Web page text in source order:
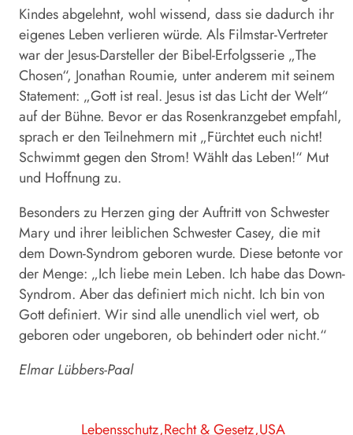
Kindes abgelehnt, wohl wissend, dass sie dadurch ihr
eigenes Leben verlieren würde. Als Filmstar-Vertreter
war der Jesus-Darsteller der Bibel-Erfolgsserie „The
Chosen“, Jonathan Roumie, unter anderem mit seinem
Statement: „Gott ist real. Jesus ist das Licht der Welt“
auf der Bühne. Bevor er das Rosenkranzgebet empfahl,
sprach er den Teilnehmern mit „Fürchtet euch nicht!
Schwimmt gegen den Strom! Wählt das Leben!“ Mut
und Hoffnung zu.
Besonders zu Herzen ging der Auftritt von Schwester
Mary und ihrer leiblichen Schwester Casey, die mit
dem Down-Syndrom geboren wurde. Diese betonte vor
der Menge: „Ich liebe mein Leben. Ich habe das Down-
Syndrom. Aber das definiert mich nicht. Ich bin von
Gott definiert. Wir sind alle unendlich viel wert, ob
geboren oder ungeboren, ob behindert oder nicht.“
Elmar Lübbers-Paal
Lebensschutz Recht & Gesetz USA